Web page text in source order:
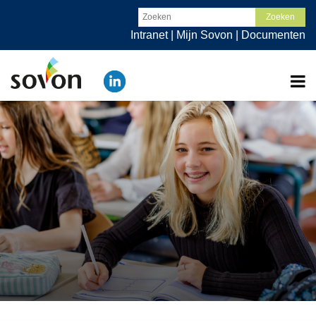
Intranet Mijn Sovon Documenten
Actueel
Organisatie
Werken bij
Scholen
Ouders
Contact